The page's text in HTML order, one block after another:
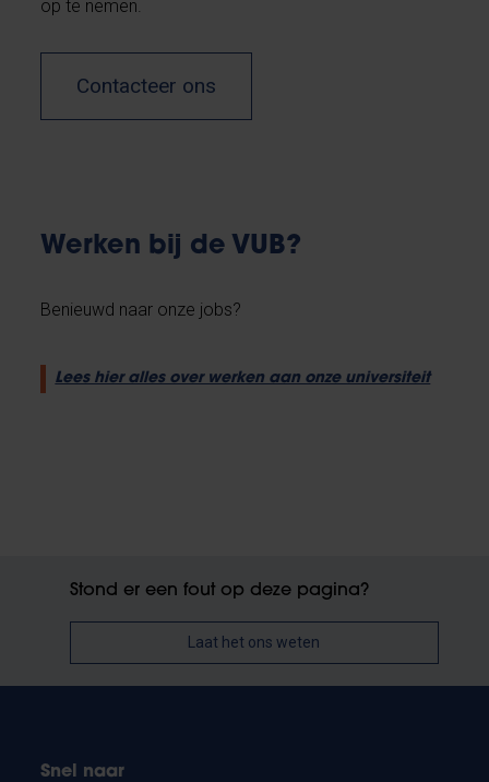
op te nemen.
Contacteer ons
Werken bij de VUB?
Benieuwd naar onze jobs?
Lees hier alles over werken aan onze universiteit
Stond er een fout op deze pagina?
Laat het ons weten
Snel naar